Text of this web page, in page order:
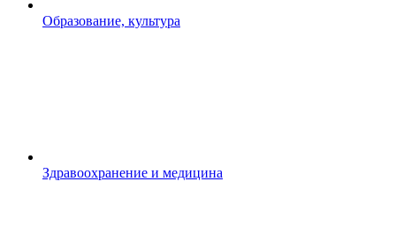
Образование, культура
Здравоохранение и медицина